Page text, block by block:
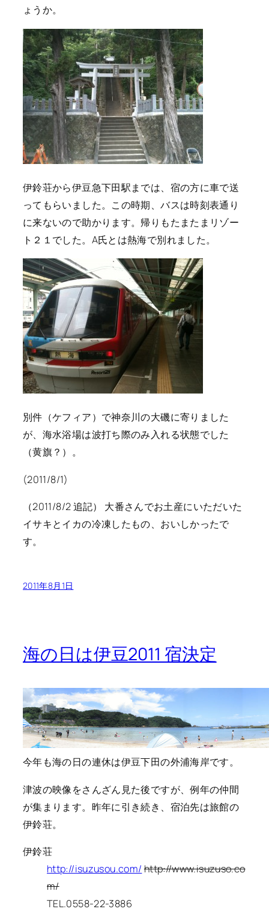
ょうか。
伊鈴荘から伊豆急下田駅までは、宿の方に車で送
ってもらいました。この時期、バスは時刻表通り
に来ないので助かります。帰りもたまたまリゾー
ト２１でした。A氏とは熱海で別れました。
別件（ケフィア）で神奈川の大磯に寄りました
が、海水浴場は波打ち際のみ入れる状態でした
（黄旗？）。
(2011/8/1)
（2011/8/2 追記） 大番さんでお土産にいただいた
イサキとイカの冷凍したもの、おいしかったで
す。
2011年8月1日
海の日は伊豆2011 宿決定
今年も海の日の連休は伊豆下田の外浦海岸です。
津波の映像をさんざん見た後ですが、例年の仲間
が集まります。昨年に引き続き、宿泊先は旅館の
伊鈴荘。
伊鈴荘
http://isuzusou.com/ http://www.isuzuso.co
m/
TEL.0558-22-3886